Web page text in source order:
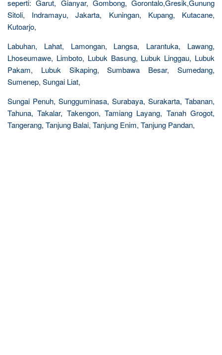
seperti: Garut, Gianyar, Gombong, Gorontalo,Gresik,Gunung
Sitoli, Indramayu, Jakarta, Kuningan, Kupang, Kutacane,
Kutoarjo,
Labuhan, Lahat, Lamongan, Langsa, Larantuka, Lawang,
Lhoseumawe, Limboto, Lubuk Basung, Lubuk Linggau, Lubuk
Pakam, Lubuk Sikaping, Sumbawa Besar, Sumedang,
Sumenep, Sungai Liat,
Sungai Penuh, Sungguminasa, Surabaya, Surakarta, Tabanan,
Tahuna, Takalar, Takengon, Tamiang Layang, Tanah Grogot,
Tangerang, Tanjung Balai, Tanjung Enim, Tanjung Pandan,